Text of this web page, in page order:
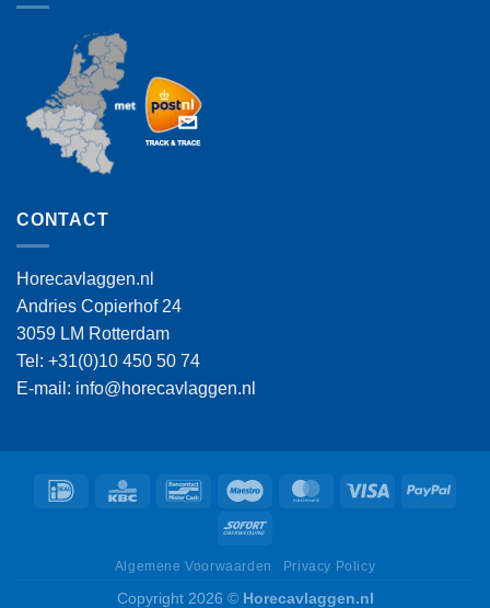
CONTACT
Horecavlaggen.nl
Andries Copierhof 24
3059 LM Rotterdam
Tel: +31(0)10 450 50 74
E-mail: info@horecavlaggen.nl
IDeal KBC BancontactMaestro MasterCardVisa
Sofort
Algemene Voorwaarden Privacy Policy
Copyright 2026 © Horecavlaggen.nl